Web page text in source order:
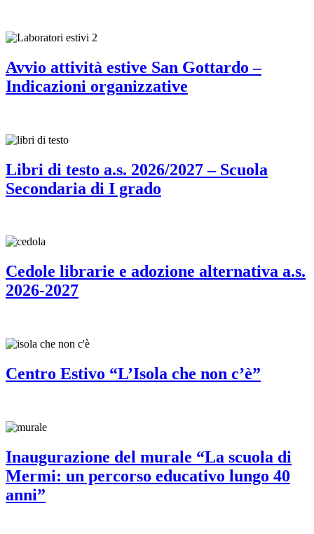
Avvio attività estive San Gottardo –
Indicazioni organizzative
Libri di testo a.s. 2026/2027 – Scuola
Secondaria di I grado
Cedole librarie e adozione alternativa a.s.
2026-2027
Centro Estivo “L’Isola che non c’è”
Inaugurazione del murale “La scuola di
Mermi: un percorso educativo lungo 40
anni”